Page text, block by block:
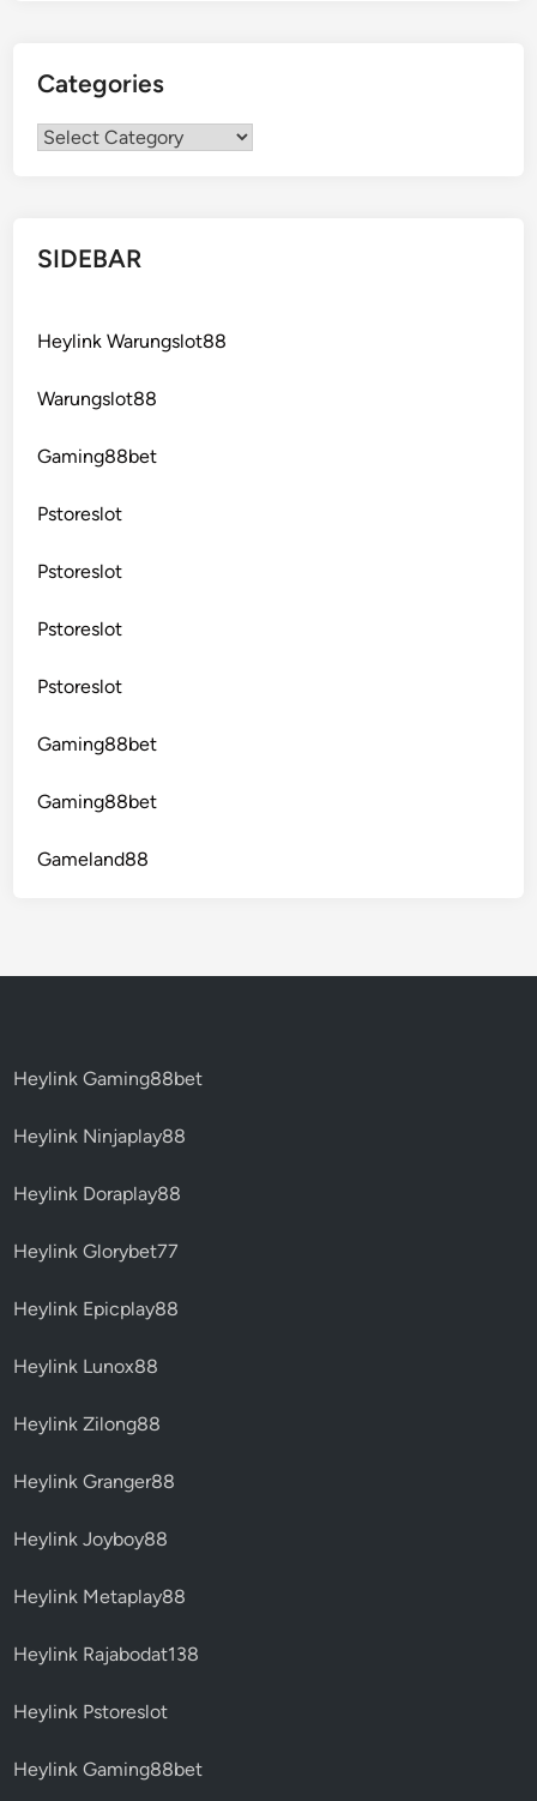
Categories
Categories
SIDEBAR
Heylink Warungslot88
Warungslot88
Gaming88bet
Pstoreslot
Pstoreslot
Pstoreslot
Pstoreslot
Gaming88bet
Gaming88bet
Gameland88
Heylink Gaming88bet
Heylink Ninjaplay88
Heylink Doraplay88
Heylink Glorybet77
Heylink Epicplay88
Heylink Lunox88
Heylink Zilong88
Heylink Granger88
Heylink Joyboy88
Heylink Metaplay88
Heylink Rajabodat138
Heylink Pstoreslot
Heylink Gaming88bet